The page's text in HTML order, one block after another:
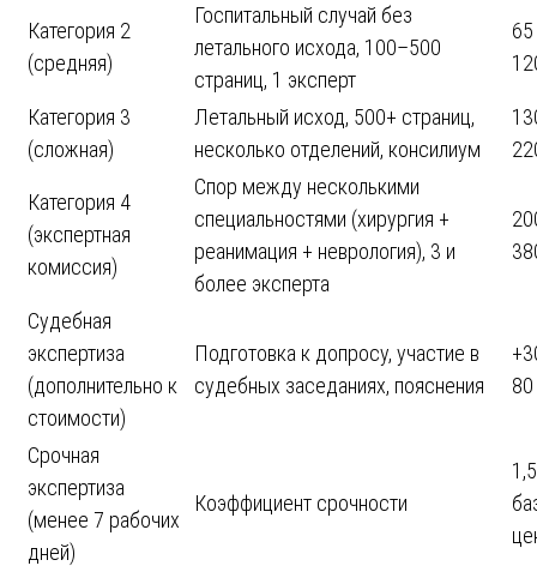
Категория 2
(средняя)
Госпитальный случай без
летального исхода, 100–500
страниц, 1 эксперт
Категория 3
(сложная)
Летальный исход, 500+ страниц,
несколько отделений, консилиум
Категория 4
(экспертная
комиссия)
Спор между несколькими
специальностями (хирургия +
реанимация + неврология), 3 и
более эксперта
Судебная
экспертиза
(дополнительно к
стоимости)
Подготовка к допросу, участие в
судебных заседаниях, пояснения
Срочная
экспертиза
(менее 7 рабочих
дней)
Коэффициент срочности